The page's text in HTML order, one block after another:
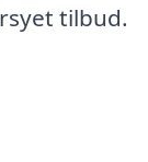
tilbud.